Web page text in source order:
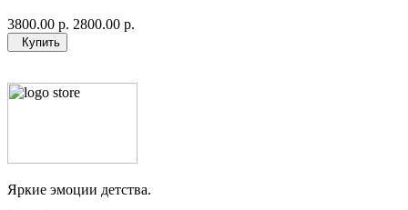
3800.00 р. 2800.00 р.
Купить
Яркие эмоции детства.